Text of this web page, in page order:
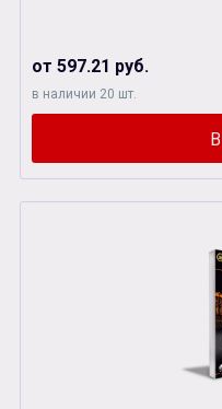
от 597.21 руб.
в наличии 20 шт.